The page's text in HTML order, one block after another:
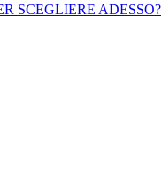
SCEGLIERE ADESSO?